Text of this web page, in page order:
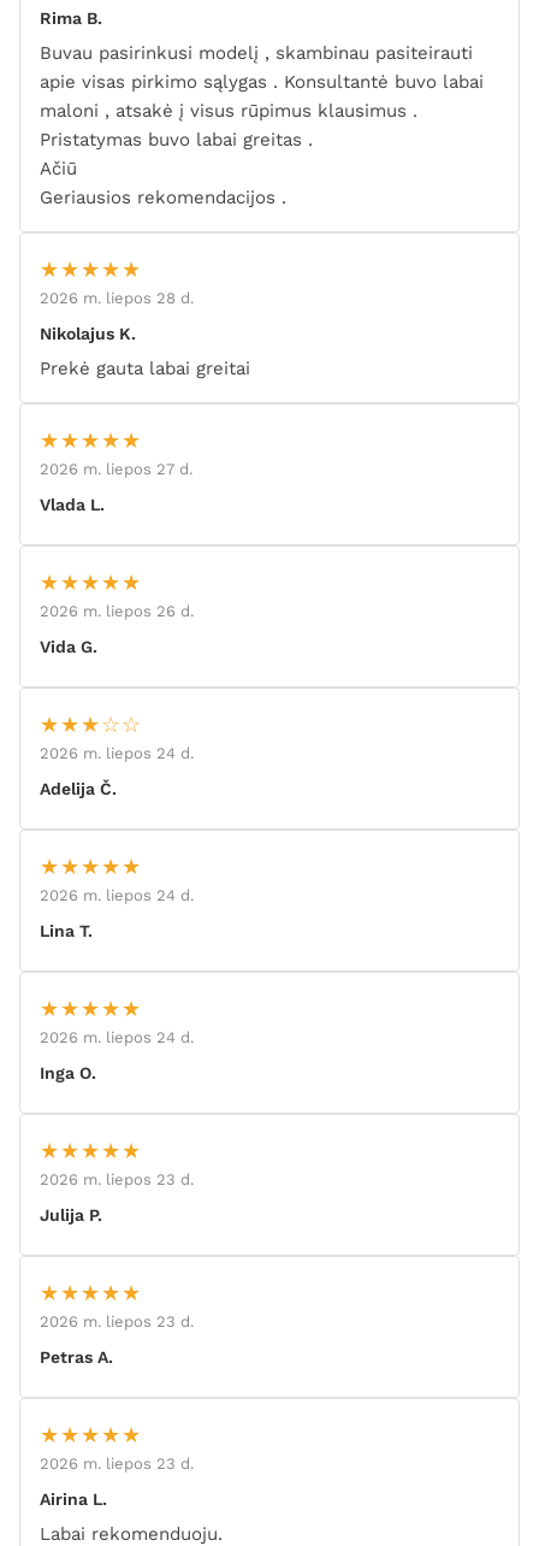
Rima B.
Buvau pasirinkusi modelį , skambinau pasiteirauti
apie visas pirkimo sąlygas . Konsultantė buvo labai
maloni , atsakė į visus rūpimus klausimus .
Pristatymas buvo labai greitas .
Ačiū
Geriausios rekomendacijos .
★★★★★
2026 m. liepos 28 d.
Nikolajus K.
Prekė gauta labai greitai
★★★★★
2026 m. liepos 27 d.
Vlada L.
★★★★★
2026 m. liepos 26 d.
Vida G.
★★★☆☆
2026 m. liepos 24 d.
Adelija Č.
★★★★★
2026 m. liepos 24 d.
Lina T.
★★★★★
2026 m. liepos 24 d.
Inga O.
★★★★★
2026 m. liepos 23 d.
Julija P.
★★★★★
2026 m. liepos 23 d.
Petras A.
★★★★★
2026 m. liepos 23 d.
Airina L.
Labai rekomenduoju.